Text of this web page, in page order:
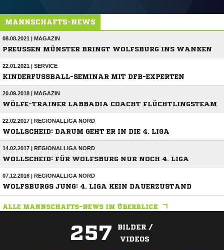
MANNSCHAFTS-NEWS
08.08.2021 | MAGAZIN
PREUSSEN MÜNSTER BRINGT WOLFSBURG INS WANKEN
22.01.2021 | SERVICE
KINDERFUSSBALL-SEMINAR MIT DFB-EXPERTEN
20.09.2018 | MAGAZIN
WÖLFE-TRAINER LABBADIA COACHT FLÜCHTLINGSTEAM
22.02.2017 | REGIONALLIGA NORD
WOLLSCHEID: DARUM GEHT ER IN DIE 4. LIGA
14.02.2017 | REGIONALLIGA NORD
WOLLSCHEID: FÜR WOLFSBURG NUR NOCH 4. LIGA
07.12.2016 | REGIONALLIGA NORD
WOLFSBURGS JUNG: 4. LIGA KEIN DAUERZUSTAND
ALLE MANNSCHAFTS-NEWS IM ÜBERBLICK
257
BILDER /
VIDEOS